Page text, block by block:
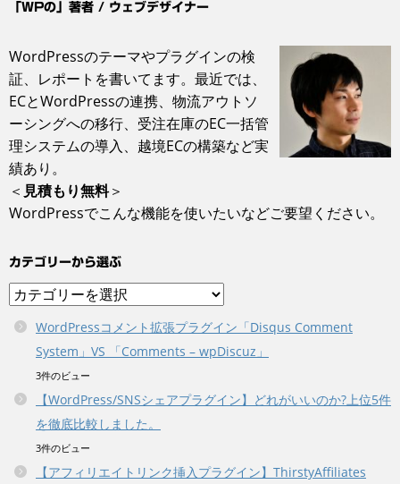
「WPの」著者 / ウェブデザイナー
WordPressのテーマやプラグインの検
証、レポートを書いてます。最近では、
ECとWordPressの連携、物流アウトソ
ーシングへの移行、受注在庫のEC一括管
理システム‎の導入、越境ECの構築など実
績あり。
＜ 見積もり無料＞
WordPressでこんな機能を使いたいなどご要望ください。
カテゴリーから選ぶ
カ
テ
ゴ
か
WordPressコメント拡張プラグイン「Disqus Comment
System」VS 「Comments – wpDiscuz」
3件のビュー
【WordPress/SNSシェアプラグイン】どれがいいのか?上位5件
を徹底比較しました。
3件のビュー
【アフィリエイトリンク挿入プラグイン】ThirstyAffiliates